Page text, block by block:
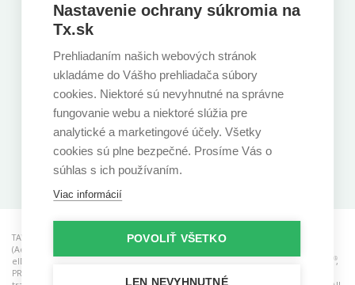
Zelinárska 6, Bratislava, 821 08
Sledujte nás
Stiahnite si našu aplikáciu
TAYLLORCOX is a RCB (Registered Certification Body) for ISO standards, ACO
(Accredited Consulting Organisation), CAB (Conformity Assessment Body) for
eIDAS and ATO (Accredited Training Organisastion). AgileSHIFT
® ® ®,
PRINCE2 Agile
Nastavenie ochrany súkromia na
Tx.sk
Prehliadaním našich webových stránok
ukladáme do Vášho prehliadača súbory
cookies. Niektoré sú nevyhnutné na správne
fungovanie webu a niektoré slúžia pre
analytické a marketingové účely. Všetky
cookies sú plne bezpečné. Prosíme Vás o
súhlas s ich používaním.
Viac informácií
POVOLIŤ VŠETKO
LEN NEVYHNUTNÉ